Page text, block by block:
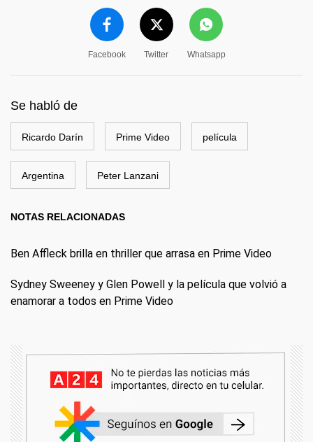
Facebook Twitter Whatsapp
Se habló de
Ricardo Darín Prime Video película
Argentina Peter Lanzani
NOTAS RELACIONADAS
Ben Affleck brilla en thriller que arrasa en Prime Video
Sydney Sweeney y Glen Powell y la película que volvió a
enamorar a todos en Prime Video